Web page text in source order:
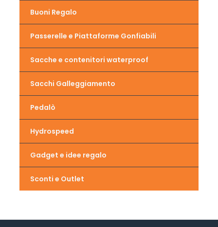
Buoni Regalo
Passerelle e Piattaforme Gonfiabili
Sacche e contenitori waterproof
Sacchi Galleggiamento
Pedalò
Hydrospeed
Gadget e idee regalo
Sconti e Outlet